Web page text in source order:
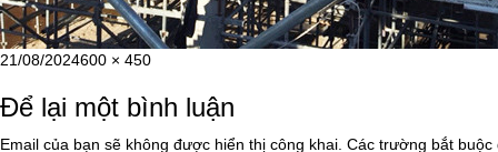
Đăng
ngày
21/08/2024Kích
đầy
600 × 450
Để lại một bình luận
Email của bạn sẽ không được hiển thị công khai. Các trường bắt buộc